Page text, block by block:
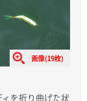
画像(19枚)
を折り曲げた状